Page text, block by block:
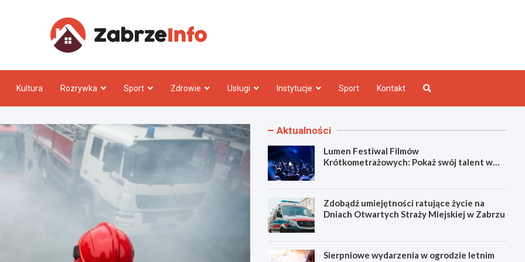
Kultura Rozrywka Sport Zdrowie Usługi Instytucje Sport Kontakt
Aktualności
Lumen Festiwal Filmów
Krótkometrażowych: Pokaż swój talent w
Zdobądź umiejętności ratujące życie na
Dniach Otwartych Straży Miejskiej w Zabrzu
Sierpniowe wydarzenia w ogrodzie letnim